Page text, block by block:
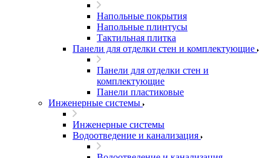
Напольные покрытия
Напольные плинтусы
Тактильная плитка
Панели для отделки стен и комплектующие
Панели для отделки стен и
комплектующие
Панели пластиковые
Инженерные системы
Инженерные системы
Водоотведение и канализация